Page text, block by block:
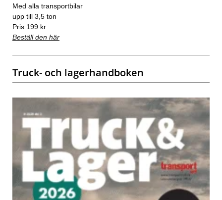
Med alla transportbilar
upp till 3,5 ton
Pris 199 kr
Beställ den här
Truck- och lagerhandboken